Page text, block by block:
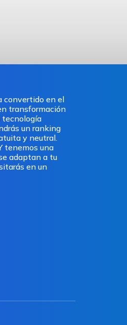
convertido en el
transformación
tecnología
un ranking
y neutral.
tenemos una
adaptan a tu
en un